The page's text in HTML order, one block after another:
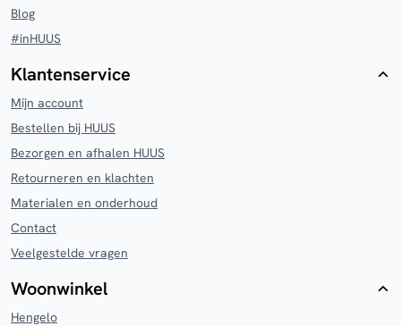
Blog
#inHUUS
Klantenservice
Mijn account
Bestellen bij HUUS
Bezorgen en afhalen HUUS
Retourneren en klachten
Materialen en onderhoud
Contact
Veelgestelde vragen
Woonwinkel
Hengelo